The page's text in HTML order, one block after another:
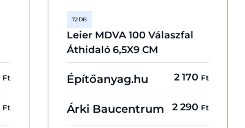
Ft
Ft
72 DB
Leier MDVA 100 Válaszfal
Áthidaló 6,5X9 CM
Építőanyag.hu 2 170 Ft
Árki Baucentrum 2 290 Ft